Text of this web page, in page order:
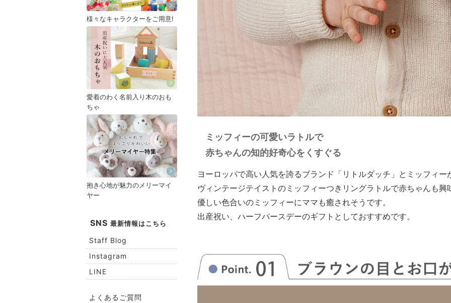
ミッフィーの可愛いラトルで
赤ちゃんの知的好奇心をくすぐる
ヨーロッパで高い人気を誇るブランド「リトルダッチ」とミッフィー
ヴィンテージテイストのミッフィーつきリングラトルで赤ちゃんも興
優しい色合いのミッフィーにママも癒されそうです。
出産祝い、ハーフバースデーのギフトとしておすすめです。
様々なキャラクターをご用意!
愛着のわく名前入り木のおも
ちゃ
抱き心地が魅力のメリーマイ
ヤー
SNS 最新情報はこちら
Staff Blog
Instagram
LINE
よくあるご質問